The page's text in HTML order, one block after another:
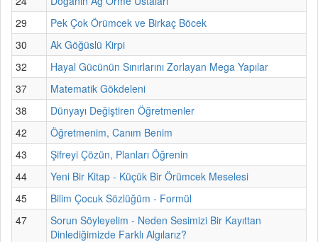
29
Pek Çok Örümcek ve Birkaç Böcek
30
Ak Göğüslü Kirpi
32
Hayal Gücünün Sınırlarını Zorlayan Mega Yapılar
37
Matematik Gökdeleni
38
Dünyayı Değiştiren Öğretmenler
42
Öğretmenim, Canım Benim
43
Şifreyi Çözün, Planları Öğrenin
44
Yeni Bir Kitap - Küçük Bir Örümcek Meselesi
45
Bilim Çocuk Sözlüğüm - Formül
47
Sorun Söyleyelim - Neden Sesimizi Bir Kayıttan
Dinlediğimizde Farklı Algılarız?